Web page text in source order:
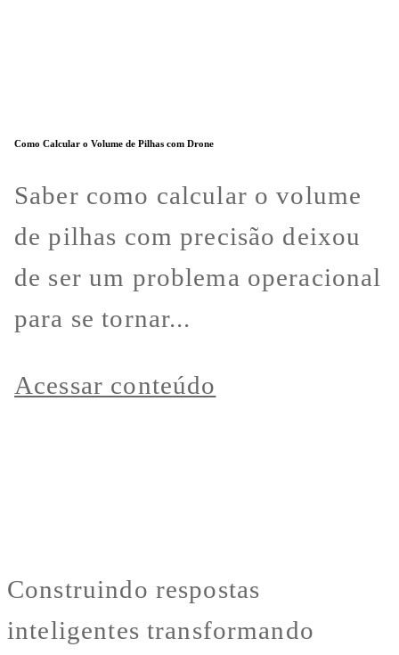
Como Calcular o Volume de Pilhas com Drone
Saber como calcular o volume
de pilhas com precisão deixou
de ser um problema operacional
para se tornar...
Acessar conteúdo
Construindo respostas
inteligentes transformando